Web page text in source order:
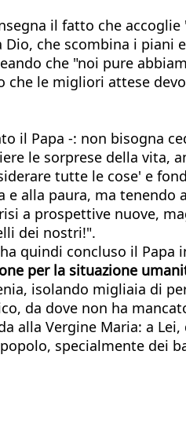
il fatto che
che scombina i
che "noi pure
le migliori attese
il Papa -: non bisogna
le sorprese della
tutte le cose' e
alla paura, ma
a prospettive nuove,
dei nostri!".
quindi concluso il
per la situazione
isolando migliaia di
da dove non ha
alla Vergine Maria: a
specialmente dei